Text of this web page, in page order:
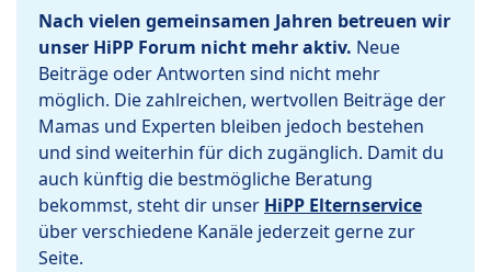
Nach vielen gemeinsamen Jahren betreuen wir
unser HiPP Forum nicht mehr aktiv. Neue
Beiträge oder Antworten sind nicht mehr
möglich. Die zahlreichen, wertvollen Beiträge der
Mamas und Experten bleiben jedoch bestehen
und sind weiterhin für dich zugänglich. Damit du
auch künftig die bestmögliche Beratung
bekommst, steht dir unser HiPP Elternservice
über verschiedene Kanäle jederzeit gerne zur
Seite.